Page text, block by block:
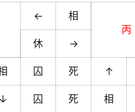
←
相
丙
休 →
囚 死 ↑
↓ 囚 死 相